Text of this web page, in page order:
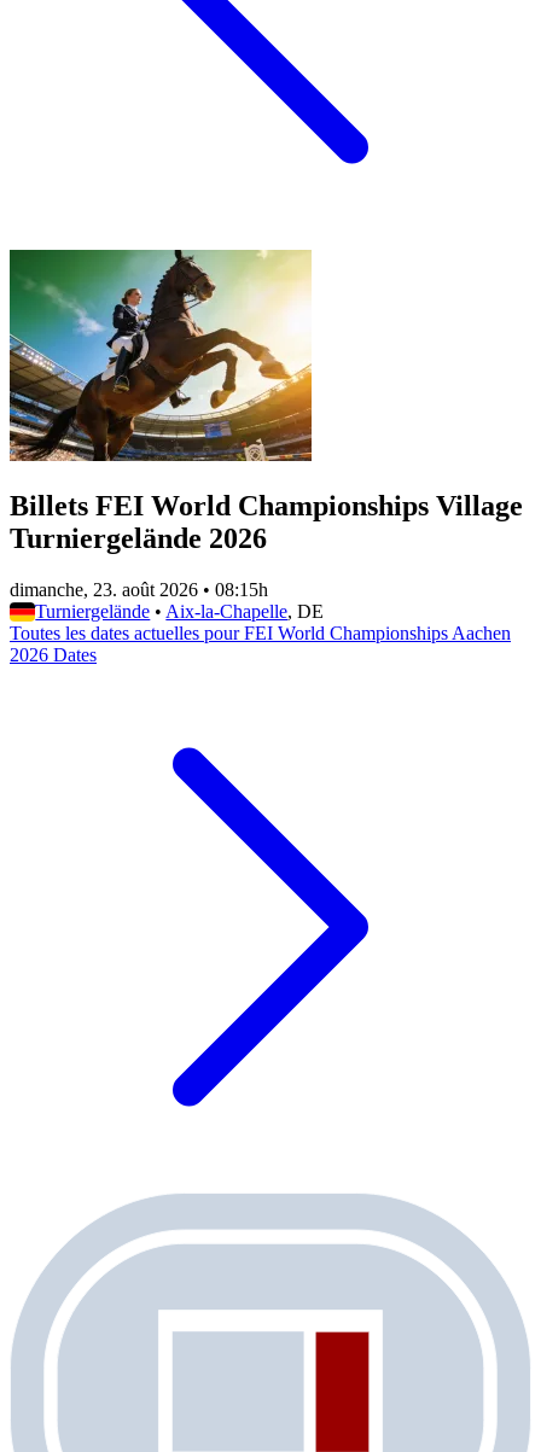
Billets FEI World Championships Village
Turniergelände 2026
dimanche, 23. août 2026 • 08:15h
Turniergelände • Aix-la-Chapelle, DE
Toutes les dates actuelles pour FEI World Championships Aachen
2026 Dates